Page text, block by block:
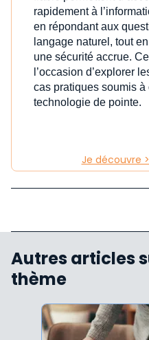
rapidement à
en répondant aux
langage naturel, tout
une sécurité accrue.
l’occasion d’explorer
cas pratiques soumis à
technologie de pointe.
Je découvre >
Autres articles
thème